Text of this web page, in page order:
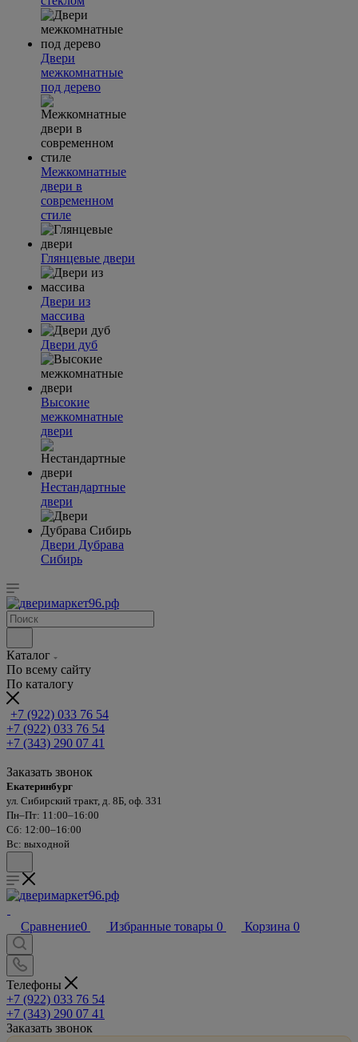
Двери
межкомнатные
под дерево
Межкомнатные
двери в
современном
стиле
Глянцевые двери
Двери из
массива
Двери дуб
Высокие
межкомнатные
двери
Нестандартные
двери
Двери Дубрава
Сибирь
Каталог
По всему сайту
По каталогу
+7 (922) 033 76 54
+7 (922) 033 76 54
+7 (343) 290 07 41
Заказать звонок
Екатеринбург
ул. Сибирский тракт, д. 8Б, оф. 331
Пн–Пт: 11:00–16:00
Сб: 12:00–16:00
Вс: выходной
Сравнение0 Избранные товары 0 Корзина 0
Телефоны
+7 (922) 033 76 54
+7 (343) 290 07 41
Заказать звонок